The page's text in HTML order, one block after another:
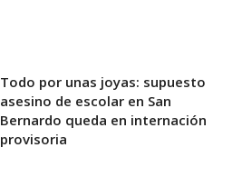
Todo por unas joyas: supuesto
asesino de escolar en San
Bernardo queda en internación
provisoria